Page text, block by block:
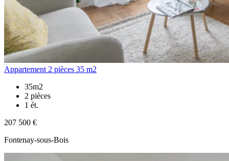
Appartement 2 pièces 35 m2
35m2
2 pièces
1 ét.
207 500 €
Fontenay-sous-Bois